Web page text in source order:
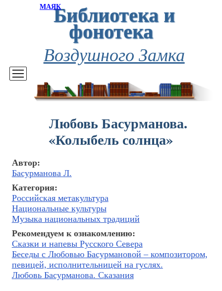
МАЯКБиблиотека и
фонотека
Воздушного Замка
Любовь Басурманова.
«Колыбель солнца»
Автор:
Басурманова Л.
Категория:
Российская метакультура
Национальные культуры
Музыка национальных традиций
Рекомендуем к ознакомлению:
Сказки и напевы Русского Севера
Беседы с Любовью Басурмановой – композитором,
певицей, исполнительницей на гуслях.
Любовь Басурманова. Сказания